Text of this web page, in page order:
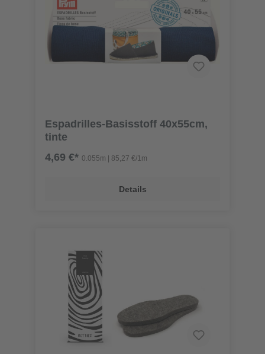
Espadrilles-Basisstoff 40x55cm,
tinte
4,69 €* 0.055m | 85,27 €/1m
Details